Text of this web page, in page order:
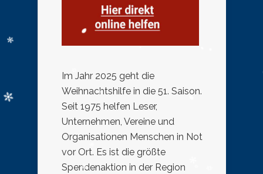
Im Jahr 2025 geht die
Weihnachtshilfe in die 51. Saison.
Seit 1975 helfen Leser,
Unternehmen, Vereine und
Organisationen Menschen in Not
vor Ort. Es ist die größte
Spendenaktion in der Region